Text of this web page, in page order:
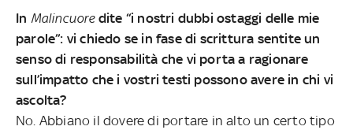
In Malincuoredite “i nostri dubbi ostaggi delle mie
parole”: vi chiedo se in fase di scrittura sentite un
senso di responsabilità che vi porta a ragionare
sull’impatto che i vostri testi possono avere in chi vi
ascolta?
No. Abbiano il dovere di portare in alto un certo tipo